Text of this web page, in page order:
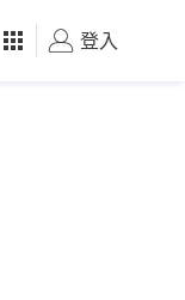
好食玩飛
登入